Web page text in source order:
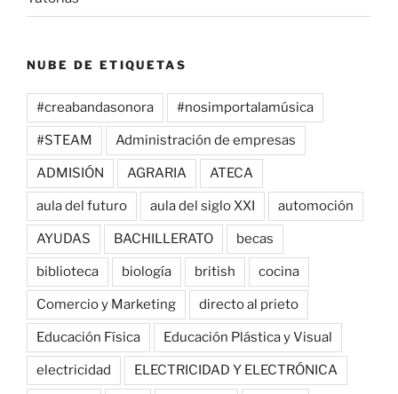
NUBE DE ETIQUETAS
#creabandasonora #nosimportalamúsica
#STEAM Administración de empresas
ADMISIÓN AGRARIA ATECA
aula del futuro aula del siglo XXI automoción
AYUDAS BACHILLERATO becas
biblioteca biología british cocina
Comercio y Marketing directo al prieto
Educación Física Educación Plástica y Visual
electricidad ELECTRICIDAD Y ELECTRÓNICA